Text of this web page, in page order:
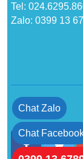
Tel:
Zalo: 0399 13
Chat Zalo
Chat